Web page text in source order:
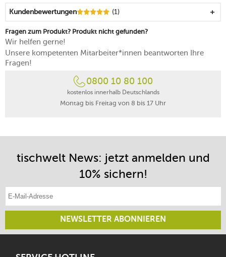
Kundenbewertungen (1)
Fragen zum Produkt? Produkt nicht gefunden?
Wir helfen gerne!
Unsere kompetenten Mitarbeiter*innen beantworten Ihre
Fragen!
0800 10 80 100
kostenlos innerhalb Deutschlands
Montag bis Freitag von 8 bis 17 Uhr
tischwelt News: jetzt anmelden und
10% sichern!
NEWSLETTER ABONNIEREN